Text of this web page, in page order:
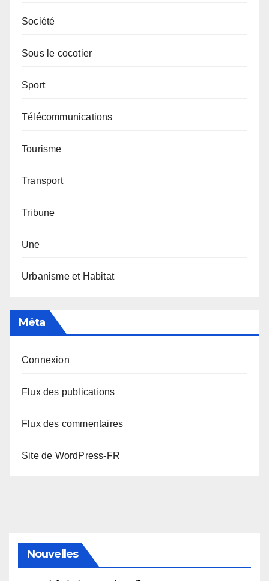
Société
Sous le cocotier
Sport
Télécommunications
Tourisme
Transport
Tribune
Une
Urbanisme et Habitat
Méta
Connexion
Flux des publications
Flux des commentaires
Site de WordPress-FR
Nouvelles